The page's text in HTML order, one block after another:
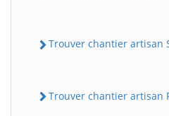
Trouver chantier artisan
Trouver chantier artisan